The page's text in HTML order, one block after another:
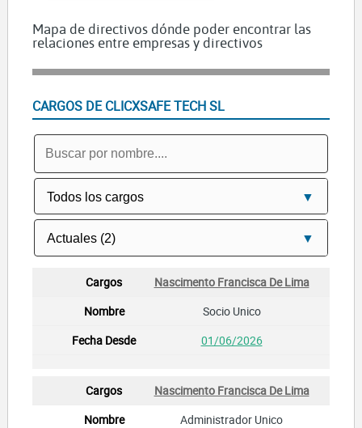
Mapa de directivos dónde poder encontrar las
relaciones entre empresas y directivos
CARGOS DE CLICXSAFE TECH SL
Nascimento Francisca De Lima
Socio Unico
01/06/2026
Nascimento Francisca De Lima
Administrador Unico